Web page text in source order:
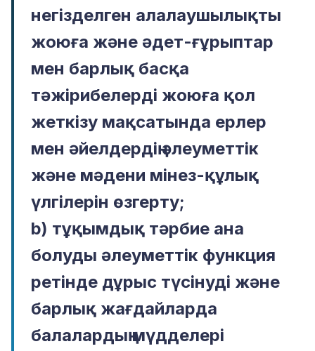
негізделген алалаушылықты
жоюға және әдет-ғұрыптар
мен барлық басқа
тәжірибелерді жоюға қол
жеткізу мақсатында ерлер
мен әйелдердің әлеуметтік
және мәдени мінез-құлық
үлгілерін өзгерту;
b) тұқымдық тәрбие ана
болуды әлеуметтік функция
ретінде дұрыс түсінуді және
барлық жағдайларда
балалардың мүдделері